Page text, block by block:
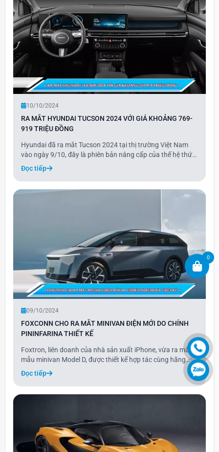
10/10/2024
RA MẮT HYUNDAI TUCSON 2024 VỚI GIÁ KHOẢNG 769-
919 TRIỆU ĐỒNG
Hyundai đã ra mắt Tucson 2024 tại thị trường Việt Nam
vào ngày 9/10, đây là phiên bản nâng cấp của thế hệ thứ
tư. Tucson 2024 có thiết kế ngoại thất tinh chỉnh với lưới
tản nhiệt hầm hố hơn và các mắt lưới thưa hơn.
Đọc tiếp
09/10/2024
FOXCONN CHO RA MẮT MINIVAN ĐIỆN MỚI DO CHÍNH
PININFARINA THIẾT KẾ
Foxtron, liên doanh của nhà sản xuất iPhone, vừa ra mắt
mẫu minivan Model D, được thiết kế hợp tác cùng hãng
Pininfarina. Được mô tả là LMUV (Lifestyle Multipurpose
Utility Vehicle), Model D kết hợp những đặc điểm nổi bật
của SUV và MPV, nhưng thực chất l
Đọc tiếp
0